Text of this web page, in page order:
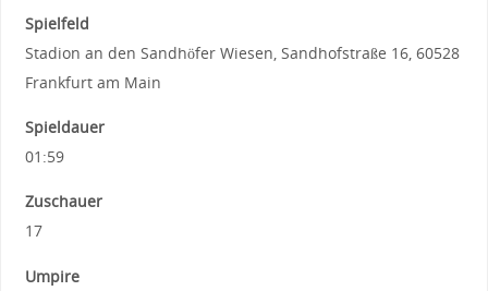
Spielfeld
Stadion an den Sandhöfer Wiesen, Sandhofstraße 16, 60528
Frankfurt am Main
Spieldauer
01:59
Zuschauer
17
Umpire